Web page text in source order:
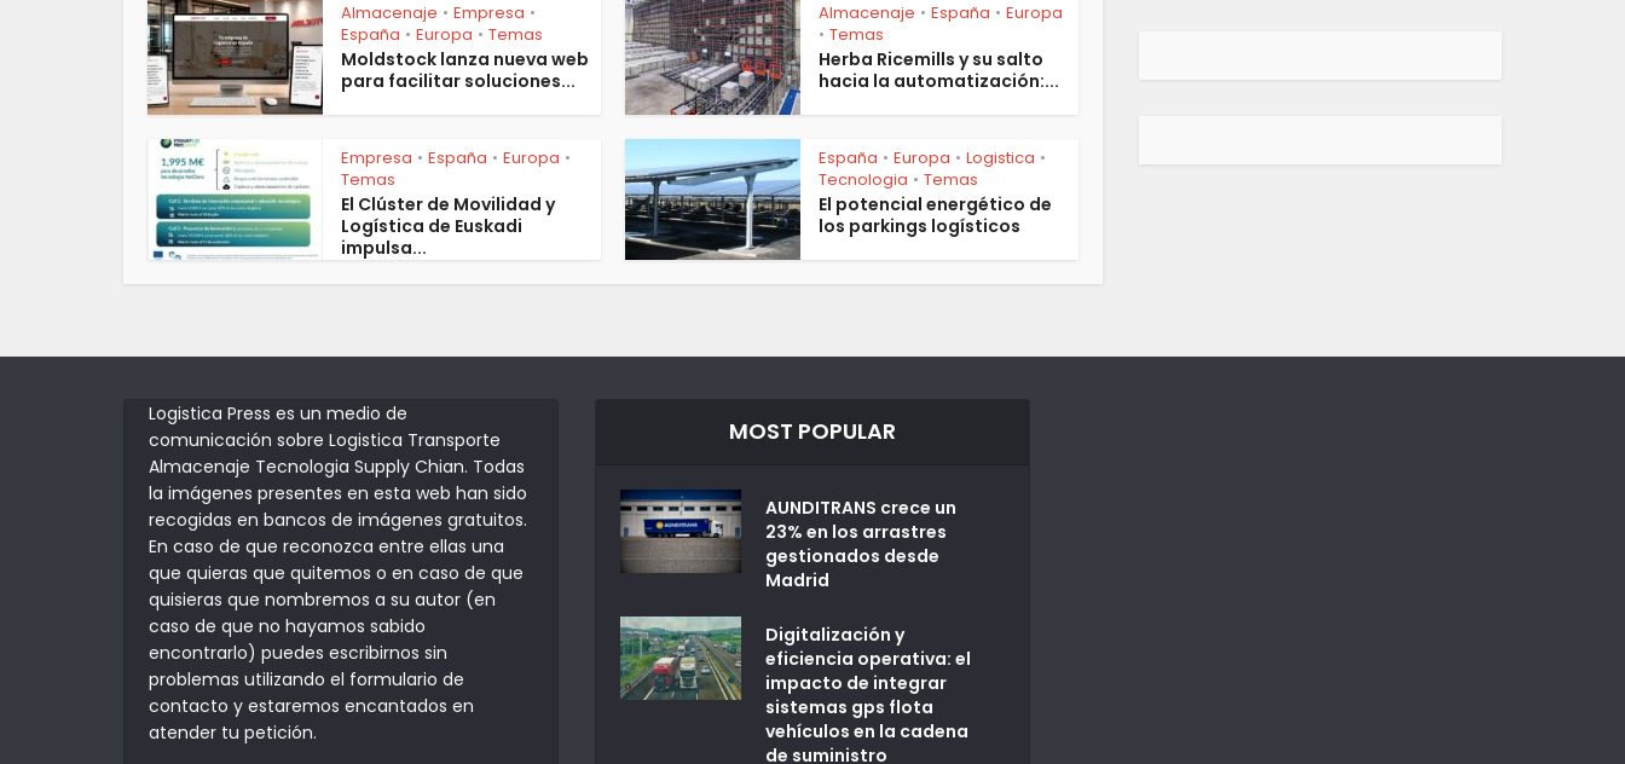
Almacenaje • Empresa •
España • Europa • Temas
Moldstock lanza nueva web
para facilitar soluciones...
Almacenaje • España • Europa
• Temas
Herba Ricemills y su salto
hacia la automatización:...
Empresa • España • Europa •
Temas
El Clúster de Movilidad y
Logística de Euskadi
impulsa...
España • Europa • Logistica •
Tecnologia • Temas
El potencial energético de
los parkings logísticos
Logistica Press es un medio de
comunicación sobre Logistica Transporte
Almacenaje Tecnologia Supply Chian. Todas
la imágenes presentes en esta web han sido
recogidas en bancos de imágenes gratuitos.
En caso de que reconozca entre ellas una
que quieras que quitemos o en caso de que
quisieras que nombremos a su autor (en
caso de que no hayamos sabido
encontrarlo) puedes escribirnos sin
problemas utilizando el formulario de
contacto y estaremos encantados en
atender tu petición.
MOST POPULAR
AUNDITRANS crece un
23% en los arrastres
gestionados desde
Madrid
Digitalización y
eficiencia operativa: el
impacto de integrar
sistemas gps flota
vehículos en la cadena
de suministro